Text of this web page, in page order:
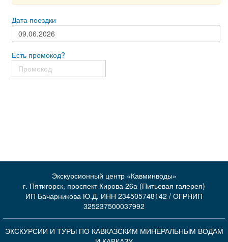
Дата поездки
Есть промокод?
Экскурсионный центр «Кавминводы»
г. Пятигорск, проспект Кирова 26а (Питьевая галерея)
ИП Бачарникова Ю.Д. ИНН 234505748142 / ОГРНИП
325237500037992
ЭКСКУРСИИ И ТУРЫ ПО КАВКАЗСКИМ МИНЕРАЛЬНЫМ ВОДАМ